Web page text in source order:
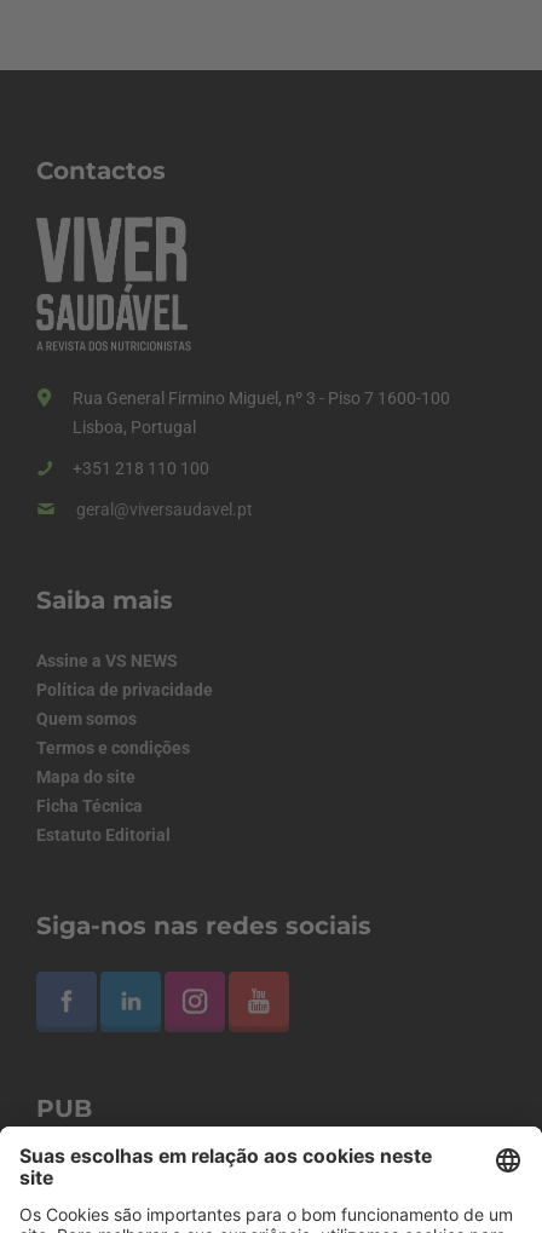
Contactos
Rua General Firmino Miguel, nº 3 - Piso 7 1600-100
Lisboa, Portugal
+351 218 110 100
geral@viversaudavel.pt
Saiba mais
Assine a VS NEWS
Política de privacidade
Quem somos
Termos e condições
Mapa do site
Ficha Técnica
Estatuto Editorial
Siga-nos nas redes sociais
PUB